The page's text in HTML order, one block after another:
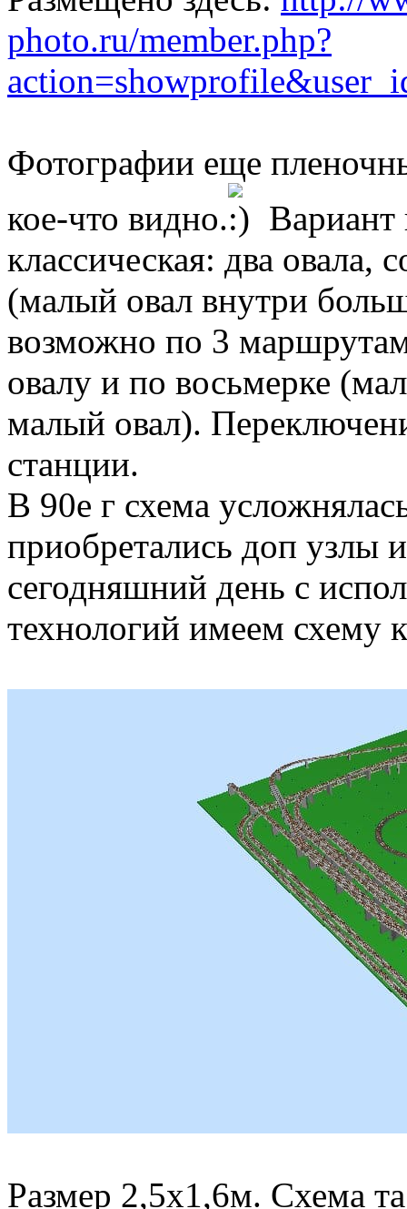
photo.ru/member.php?
Фотографии еще
кое-что видно.
Вариант
классическая: два овала,
(малый овал внутри
возможно по 3
овалу и по восьмерке
малый овал).
станции.
В 90е г схема
приобретались доп узлы
сегодняшний день с
технологий имеем схему
Размер 2,5х1,6м. Схема